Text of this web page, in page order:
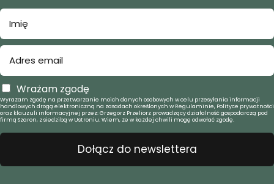
Wrażam zgodę
Wyrażam zgodę na przetwarzanie moich danych osobowych w celu przesyłania informacji
handlowych drogą elektroniczną na zasadach określonych w Regulaminie, Polityce prywatności
oraz klauzuli informacyjnej przez: Grzegorz Przeliorz prowadzący działalność gospodarczą pod
firmą Szaron, z siedzibą w Ustroniu. Wiem, że w każdej chwili mogę odwołać zgodę.
Dołącz do newslettera